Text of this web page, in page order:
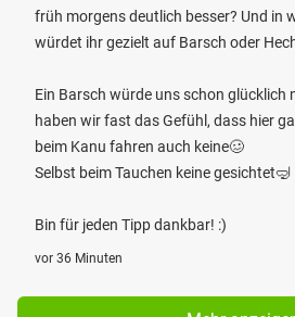
früh morgens deutlich besser? Und in
würdet ihr gezielt auf Barsch oder
Ein Barsch würde uns schon glücklich
haben wir fast das Gefühl, dass hier
beim Kanu fahren auch keine🥴
Selbst beim Tauchen keine gesichtet🤿
Bin für jeden Tipp dankbar! :)
vor 36 Minuten